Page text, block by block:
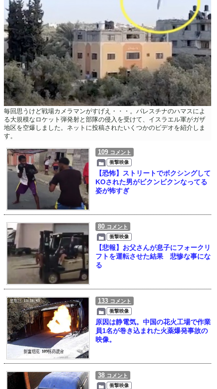
毎回思うけど戦場カメラマンがすげえ・・・。パレスチナのハマスによ
る大規模なロケット弾発射と部隊の侵入を受けて、イスラエル軍がガザ
地区を空爆しました。ネットに投稿されたいくつかのビデオを紹介しま
す。
109 コメント
衝撃映像
【恐怖】ストリートでボクシングして
KOされた男がビクンビクンなってる
姿が怖すぎ
80 コメント
衝撃映像
【悲報】お父さんが息子にフォークリ
フトを運転させた結果 悲惨な事にな
る
133 コメント
衝撃映像
原因は静電気。中国の花火工場で作業
員1名が巻き込まれた火薬爆発事故の
映像。
38 コメント
衝撃映像